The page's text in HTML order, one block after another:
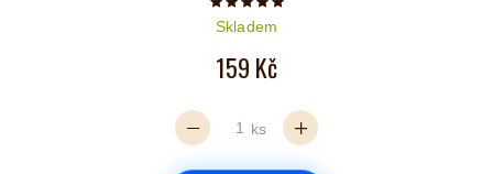
Počet hvězdiček je 5 z 5
Skladem
159 Kč
ks